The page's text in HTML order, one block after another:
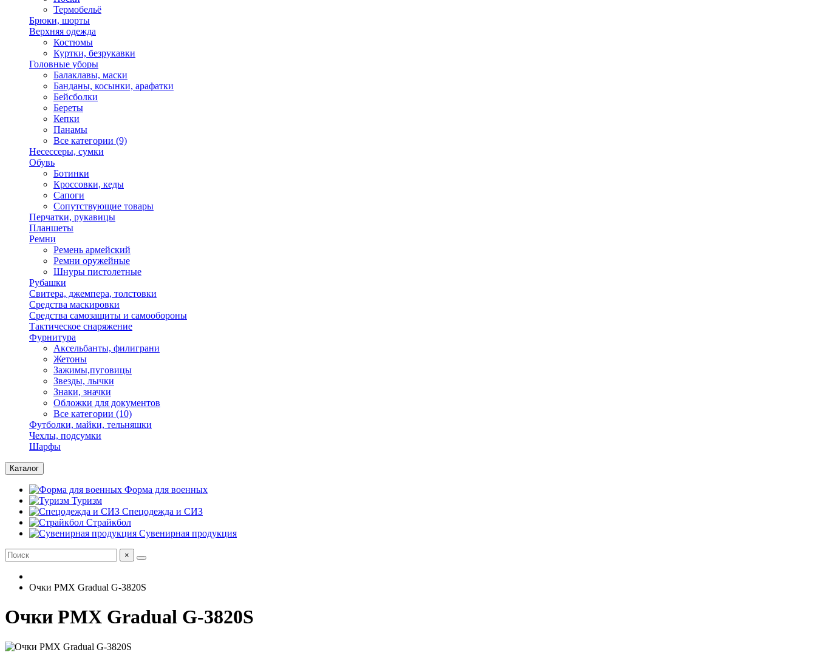
Термобельё
Брюки, шорты
Верхняя одежда
Костюмы
Куртки, безрукавки
Головные уборы
Балаклавы, маски
Банданы, косынки, арафатки
Бейсболки
Береты
Кепки
Панамы
Все категории (9)
Несессеры, сумки
Обувь
Ботинки
Кроссовки, кеды
Сапоги
Сопутствующие товары
Перчатки, рукавицы
Планшеты
Ремни
Ремень армейский
Ремни оружейные
Шнуры пистолетные
Рубашки
Свитера, джемпера, толстовки
Средства маскировки
Средства самозащиты и самообороны
Тактическое снаряжение
Фурнитура
Аксельбанты, филиграни
Жетоны
Зажимы,пуговицы
Звезды, лычки
Знаки, значки
Обложки для документов
Все категории (10)
Футболки, майки, тельняшки
Чехлы, подсумки
Шарфы
Каталог
Форма для военных
Туризм
Спецодежда и СИЗ
Страйкбол
Сувенирная продукция
×
Очки PMX Gradual G-3820S
Очки PMX Gradual G-3820S